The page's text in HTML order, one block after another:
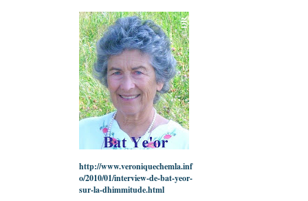
http://www.veroniquechemla.inf
o/2010/01/interview-de-bat-yeor-
sur-la-dhimmitude.html